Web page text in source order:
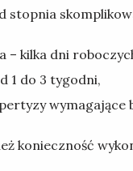
stopnia
– kilka dni
1 do 3 tygodni,
konieczność